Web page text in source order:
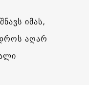
იმას,
აღარ